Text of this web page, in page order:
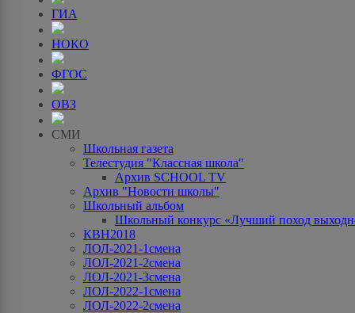
ГИА
НОКО
ФГОС
ОВЗ
СМИ
Школьная газета
Телестудия "Классная школа"
Архив SCHOOL TV
Архив "Новости школы"
Школьный альбом
Школьный конкурс «Лучший поход
КВН2018
ЛОЛ-2021-1смена
ЛОЛ-2021-2смена
ЛОЛ-2021-3смена
ЛОЛ-2022-1смена
ЛОЛ-2022-2смена